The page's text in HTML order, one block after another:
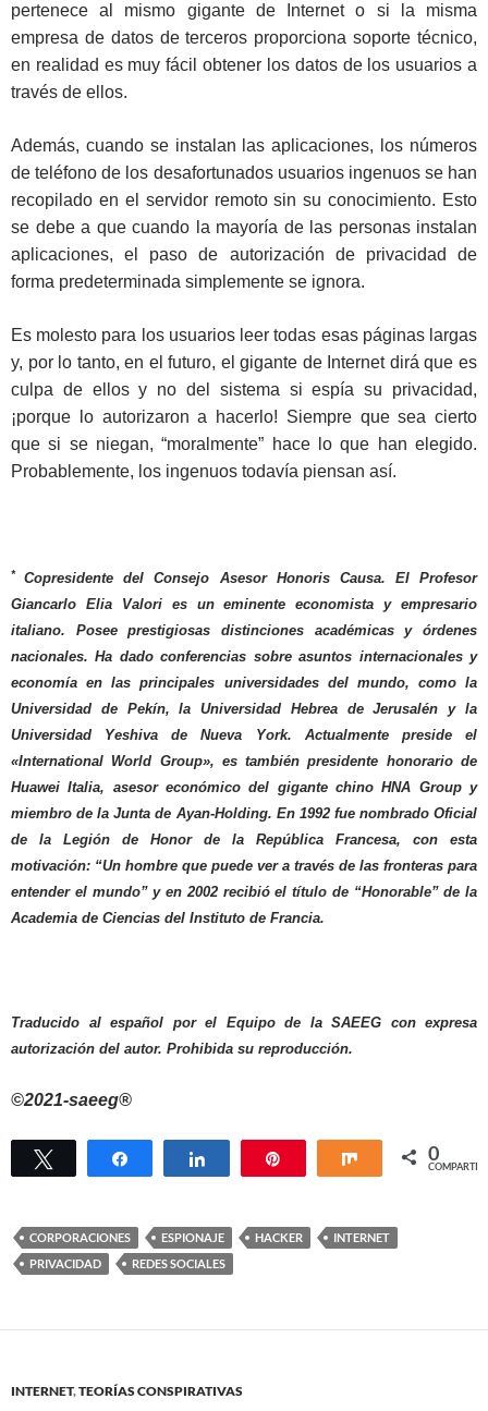
pertenece al mismo gigante de Internet o si la misma
empresa de datos de terceros proporciona soporte técnico,
en realidad es muy fácil obtener los datos de los usuarios a
través de ellos.
Además, cuando se instalan las aplicaciones, los números
de teléfono de los desafortunados usuarios ingenuos se han
recopilado en el servidor remoto sin su conocimiento. Esto
se debe a que cuando la mayoría de las personas instalan
aplicaciones, el paso de autorización de privacidad de
forma predeterminada simplemente se ignora.
Es molesto para los usuarios leer todas esas páginas largas
y, por lo tanto, en el futuro, el gigante de Internet dirá que es
culpa de ellos y no del sistema si espía su privacidad,
¡porque lo autorizaron a hacerlo! Siempre que sea cierto
que si se niegan, “moralmente” hace lo que han elegido.
Probablemente, los ingenuos todavía piensan así.
* Copresidente del Consejo Asesor Honoris Causa. El Profesor
Giancarlo Elia Valori es un eminente economista y empresario
italiano. Posee prestigiosas distinciones académicas y órdenes
nacionales. Ha dado conferencias sobre asuntos internacionales y
economía en las principales universidades del mundo, como la
Universidad de Pekín, la Universidad Hebrea de Jerusalén y la
Universidad Yeshiva de Nueva York. Actualmente preside el
«International World Group», es también presidente honorario de
Huawei Italia, asesor económico del gigante chino HNA Group y
miembro de la Junta de Ayan-Holding. En 1992 fue nombrado Oficial
de la Legión de Honor de la República Francesa, con esta
motivación: “Un hombre que puede ver a través de las fronteras para
entender el mundo” y en 2002 recibió el título de “Honorable” de la
Academia de Ciencias del Instituto de Francia.
Traducido al español por el Equipo de la SAEEG con expresa
autorización del autor. Prohibida su reproducción.
©2021-saeeg®
Twittear Compartir Compartir Compartir
0
COMPARTIR
CORPORACIONES ESPIONAJE HACKER
INTERNET
PRIVACIDAD
REDES SOCIALES
INTERNET,TEORÍAS CONSPIRATIVAS